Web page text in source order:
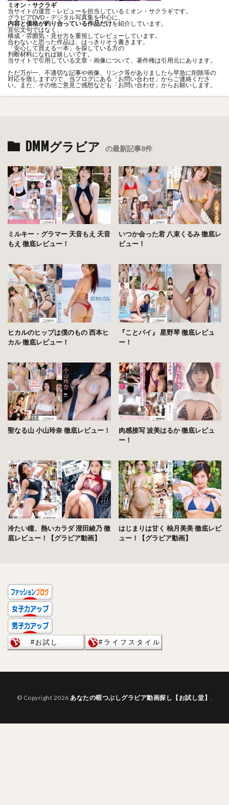
ミオン・サクラギ
当サイトの運営・レビューを担当しているミオン・サクラギです。
グラビアDVD・デジタル写真集を中心に、
内容と価格が釣り合っている作品だけを紹介しています。
宣伝文句ではなく、
構成・雰囲気・見せ方を重視してレビューしています。
合わないと思った作品は、はっきりそう書きます。
「安心して買える一本」を探している方の
判断材料になれば嬉しいです。
当サイトで引用している文章・画像について、著作権は引用元にあります。
ただ万が一、不適切な記事や画像、リンク等がありましたら早急に削除等の
対応を致しますので、当ブログにある「お問い合わせ 」からご連絡くださ
い。また、その他ご意見ご感想なども「お問い合わせ 」からお願いします。
DMMグラビア の最新記事8件
ミルキー・グラマー 天音もえ 天音
もえ 徹底レビュー！
いつか会った君 八束くるみ 徹底レ
ビュー！
ヒカルのヒップは僕のもの 西本ヒ
カル 徹底レビュー！
『ことパイ』 星野琴 徹底レビュ
ー！
聖なる山 小山玲奈 徹底レビュー！
肉感接写 波美はるか 徹底レビュ
ー！
冷たい瞳、熱いカラダ 澄田綾乃 徹
底レビュー！【グラビア動画】
はじまりは甘く 柚月美美 徹底レビ
ュー！【グラビア動画】
© Copyright 2026 あなたの暇つぶしグラビア動画探し【お試し堂】 .